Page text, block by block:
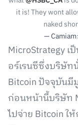
it is! They wont
naked
—
MicroStrategy
อร์เรนซีซึ่งบริษัท
Bitcoin ปัจจุบัน
ก่อนหน้านี้บริษัท
ไปจ่าย Bitcoin ใ